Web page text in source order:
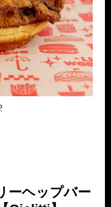
ーヘップバー